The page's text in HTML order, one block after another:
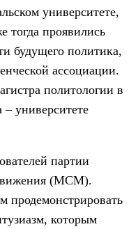
университете,
тогда проявились
будущего политика,
ассоциации.
политологии в
– университете
партии
(МСМ).
продемонстрировать
которым